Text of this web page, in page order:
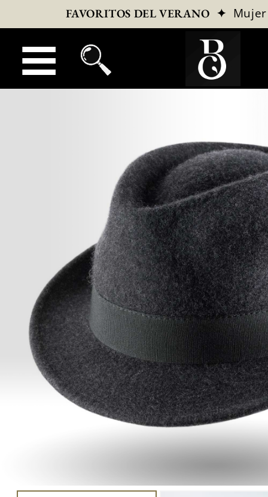
FAVORITOS DEL VERANO ✦ Mujer